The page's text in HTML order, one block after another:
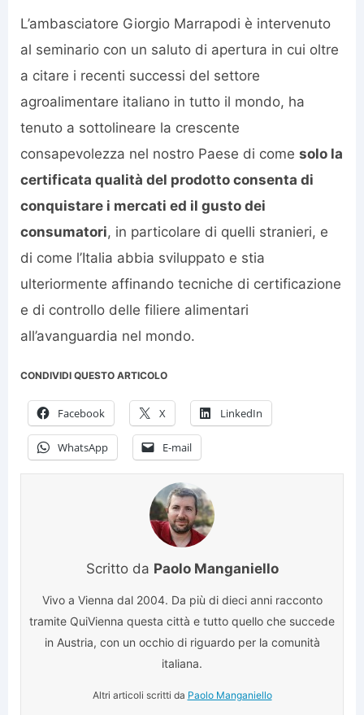
L’ambasciatore Giorgio Marrapodi è intervenuto
al seminario con un saluto di apertura in cui oltre
a citare i recenti successi del settore
agroalimentare italiano in tutto il mondo, ha
tenuto a sottolineare la crescente
consapevolezza nel nostro Paese di come solo la
certificata qualità del prodotto consenta di
conquistare i mercati ed il gusto dei
consumatori, in particolare di quelli stranieri, e
di come l’Italia abbia sviluppato e stia
ulteriormente affinando tecniche di certificazione
e di controllo delle filiere alimentari
all’avanguardia nel mondo.
CONDIVIDI QUESTO ARTICOLO
Facebook X LinkedIn
WhatsApp E-mail
Scritto da Paolo Manganiello
Vivo a Vienna dal 2004. Da più di dieci anni racconto
tramite QuiVienna questa città e tutto quello che succede
in Austria, con un occhio di riguardo per la comunità
italiana.
Altri articoli scritti da Paolo Manganiello